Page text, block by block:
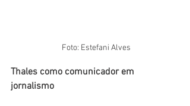
Foto: Estefani Alves
Thales como comunicador em
jornalismo